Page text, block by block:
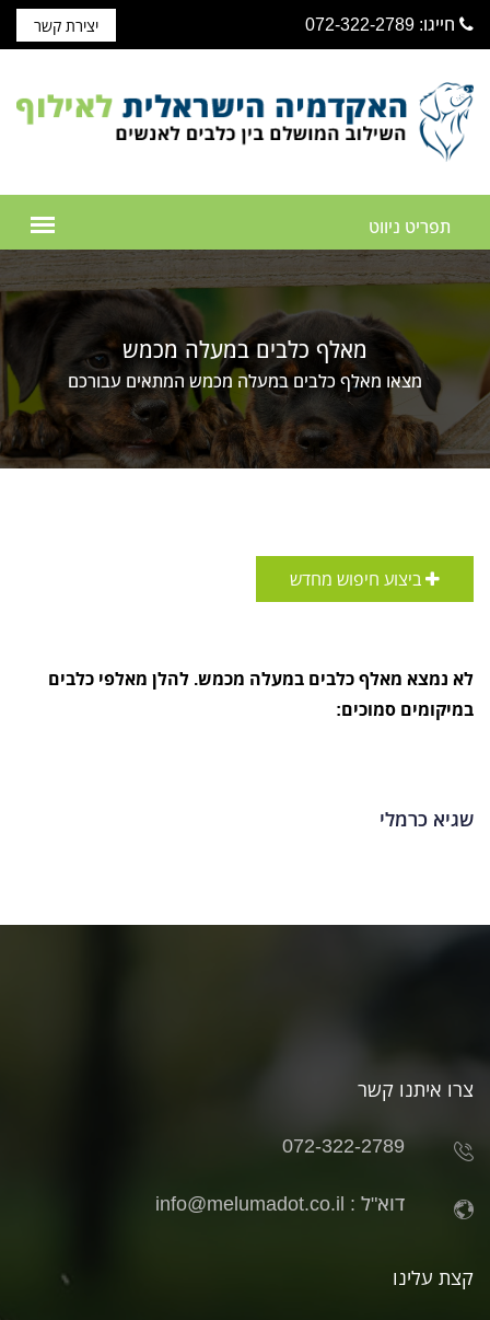
חייגו: 072-322-2789 יצירת קשר
מאלף כלבים במעלה מכמש
מצאו מאלף כלבים במעלה מכמש המתאים עבורכם
ביצוע חיפוש מחדש
לא נמצא מאלף כלבים במעלה מכמש. להלן מאלפי כלבים
במיקומים סמוכים:
שגיא כרמלי
צרו איתנו קשר
072-322-2789
דוא"ל : info@melumadot.co.il
קצת עלינו